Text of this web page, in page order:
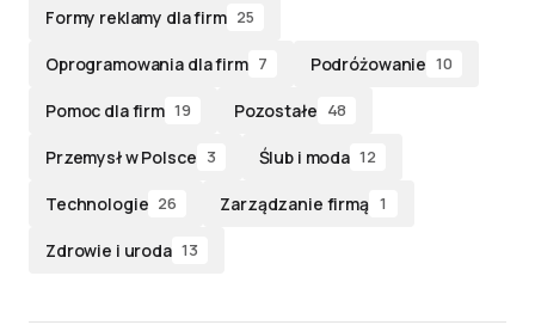
Formy reklamy dla firm 25
Oprogramowania dla firm 7 Podróżowanie 10
Pomoc dla firm 19 Pozostałe 48
Przemysł w Polsce 3 Ślub i moda 12
Technologie 26 Zarządzanie firmą 1
Zdrowie i uroda 13